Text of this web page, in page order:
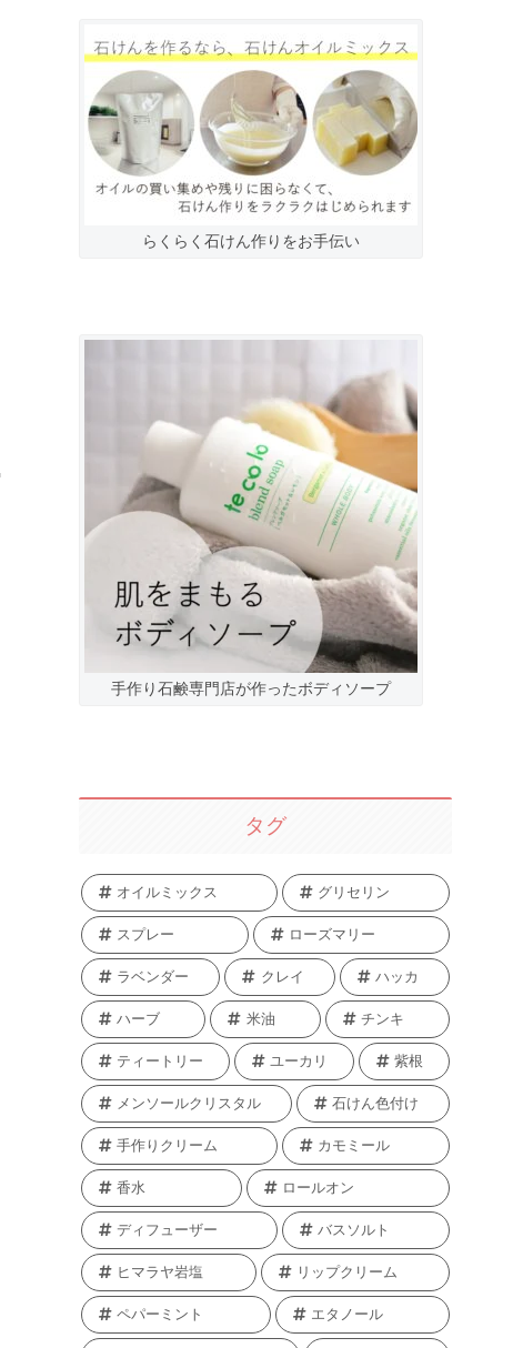
らくらく石けん作りをお手伝い
手作り石鹸専門店が作ったボディソープ
タグ
オイルミックス グリセリン
スプレー ローズマリー
ラベンダー クレイ ハッカ
ハーブ 米油 チンキ
ティートリー ユーカリ 紫根
メンソールクリスタル 石けん色付け
手作りクリーム カモミール
香水 ロールオン
ディフューザー バスソルト
ヒマラヤ岩塩 リップクリーム
ペパーミント エタノール